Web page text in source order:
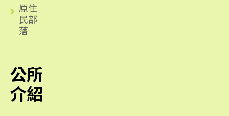
原住
民部
落
公所
介紹